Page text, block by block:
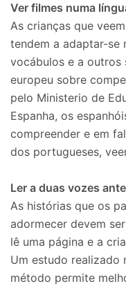
Ver filmes numa
As crianças que
tendem a adaptar-se
vocábulos e a outros
europeu sobre
pelo Ministerio de
Espanha, os
compreender e em
dos portugueses,
Ler a duas vozes
As histórias que os
adormecer devem
lê uma página e a
Um estudo realizado
método permite